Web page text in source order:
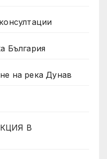
България
на река Дунав
В